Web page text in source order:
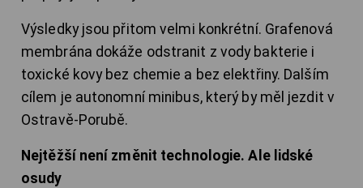
Výsledky jsou přitom velmi konkrétní. Grafenová
membrána dokáže odstranit z vody bakterie i
toxické kovy bez chemie a bez elektřiny. Dalším
cílem je autonomní minibus, který by měl jezdit v
Ostravě-Porubě.
Nejtěžší není změnit technologie. Ale lidské
osudy